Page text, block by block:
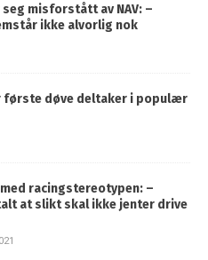
misforstått av NAV: –
ikke alvorlig nok
første døve deltaker i populær
racingstereotypen: –
at slikt skal ikke jenter drive